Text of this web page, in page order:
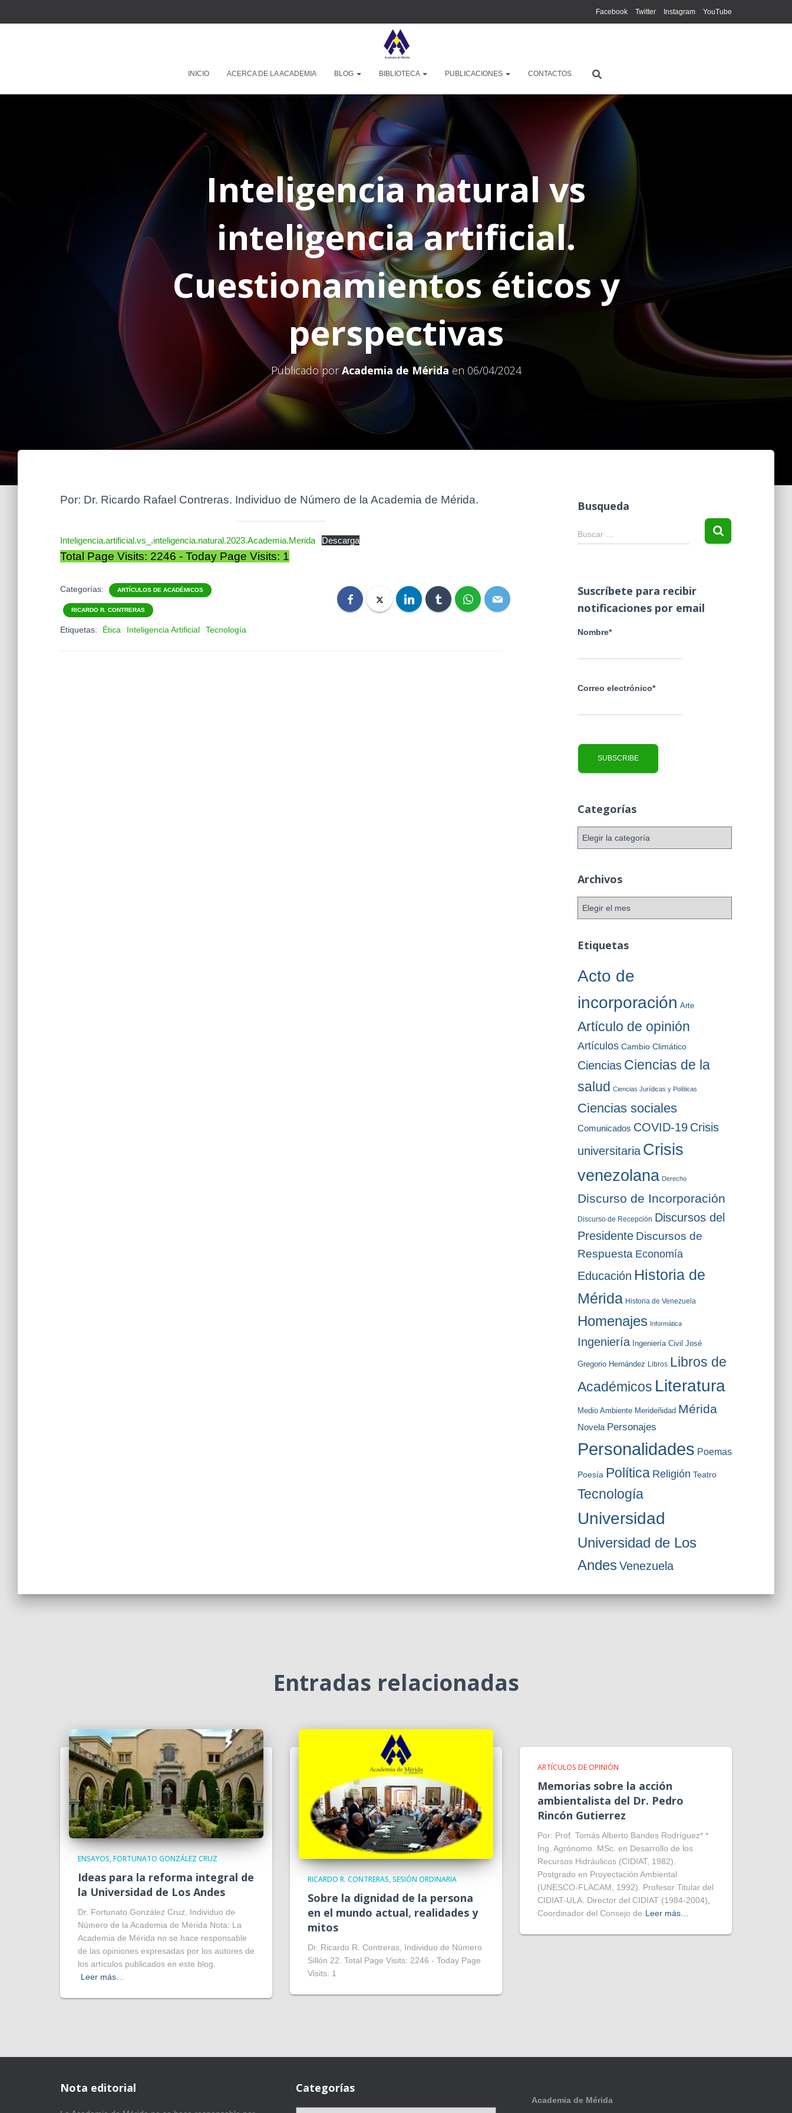
Facebook Twitter Instagram YouTube
INICIO ACERCA DE LA ACADEMIA BLOG BIBLIOTECA PUBLICACIONES CONTACTOS
Inteligencia natural vs
inteligencia artificial.
Cuestionamientos éticos y
perspectivas
Publicado porAcademia de Méridaen 06/04/2024
Por: Dr. Ricardo Rafael Contreras. Individuo de Número de la Academia de Mérida.
Inteligencia.artificial.vs_.inteligencia.natural.2023.Academia.Merida Descarga
Total Page Visits: 2246 - Today Page Visits: 1
Categorías: ARTÍCULOS DE ACADÉMICOS
RICARDO R. CONTRERAS
Etiquetas: Ética Inteligencia Artificial Tecnología
Busqueda
B
u
r
:
Buscar …
Suscríbete para recibir
notificaciones por email
Nombre*
Correo electrónico*
Categorías
g
o
s
Archivos
h
o
Etiquetas
Acto de
incorporación Arte
Artículo de opinión
Artículos Cambio Climático
Ciencias Ciencias de la
salud Ciencias Jurídicas y Políticas
Ciencias sociales
Comunicados COVID-19 Crisis
universitaria Crisis
venezolana Derecho
Discurso de Incorporación
Discurso de Recepción Discursos del
Presidente Discursos de
Respuesta Economía
Educación Historia de
Mérida Historia de Venezuela
Homenajes Informática
Ingeniería Ingeniería Civil José
Gregorio Hernández Libros Libros de
Académicos Literatura
Medio Ambiente Merideñidad Mérida
Novela Personajes
Personalidades Poemas
Poesía Política Religión Teatro
Tecnología
Universidad
Universidad de Los
Andes Venezuela
Entradas relacionadas
ENSAYOS FORTUNATO GONZÁLEZ CRUZ
Ideas para la reforma integral de
la Universidad de Los Andes
Dr. Fortunato González Cruz, Individuo de
Número de la Academia de Mérida Nota: La
Academia de Mérida no se hace responsable
de las opiniones expresadas por los autores de
los artículos publicados en este blog.
Leer más…
RICARDO R. CONTRERAS SESIÓN ORDINARIA
Sobre la dignidad de la persona
en el mundo actual, realidades y
mitos
Dr. Ricardo R. Contreras, Individuo de Número
Sillón 22. Total Page Visits: 2246 - Today Page
Visits: 1
ARTÍCULOS DE OPINIÓN
Memorias sobre la acción
ambientalista del Dr. Pedro
Rincón Gutierrez
Por: Prof. Tomás Alberto Bandes Rodríguez* *
Ing. Agrónomo. MSc. en Desarrollo de los
Recursos Hidráulicos (CIDIAT, 1982).
Postgrado en Proyectación Ambiental
(UNESCO-FLACAM, 1992). Profesor Titular del
CIDIAT-ULA. Director del CIDIAT (1984-2004),
Coordinador del Consejo de Leer más…
Nota editorial Categorías
Academia de Mérida